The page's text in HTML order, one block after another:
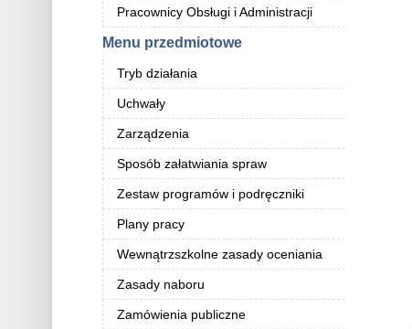
Pracownicy Obsługi i Administracji
Menu przedmiotowe
Tryb działania
Uchwały
Zarządzenia
Sposób załatwiania spraw
Zestaw programów i podręczniki
Plany pracy
Wewnątrzszkolne zasady oceniania
Zasady naboru
Zamówienia publiczne